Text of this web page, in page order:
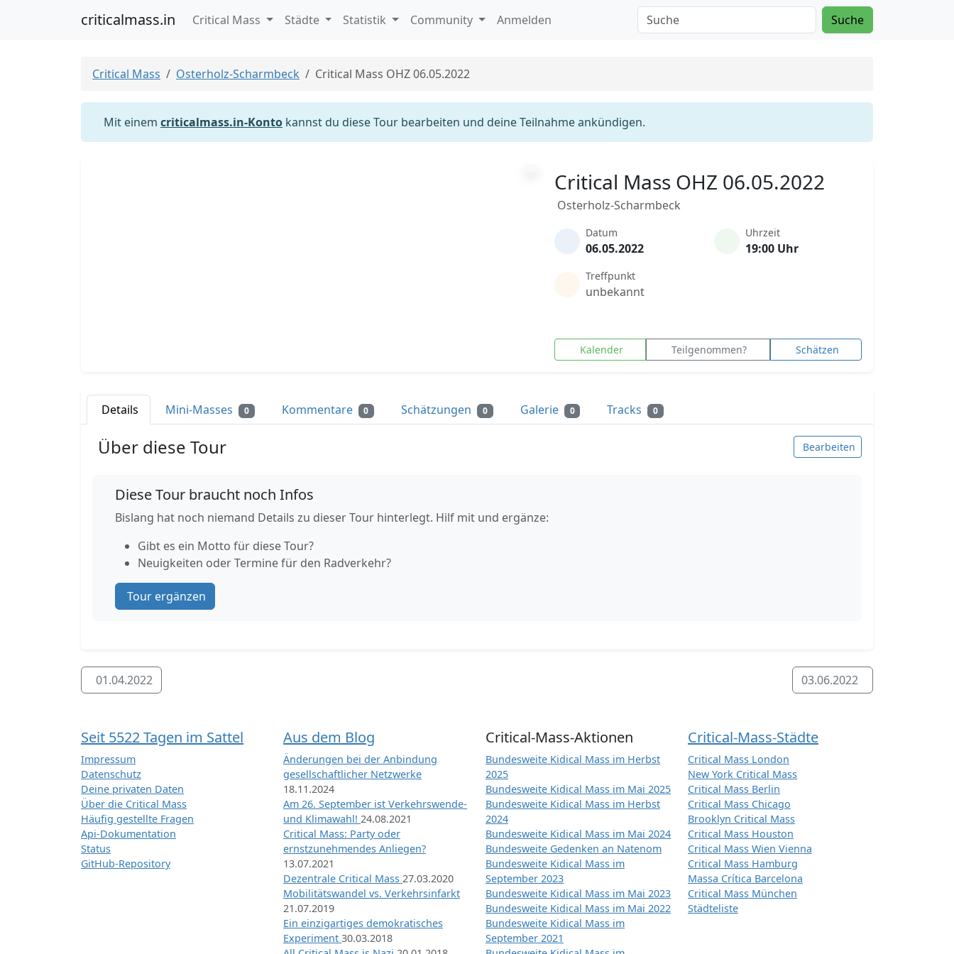
criticalmass.in Critical Mass Städte Statistik Community Anmelden Suche
Critical Mass Osterholz-Scharmbeck Critical Mass OHZ 06.05.2022
Mit einem criticalmass.in-Konto kannst du diese Tour bearbeiten und deine Teilnahme ankündigen.
Critical Mass OHZ 06.05.2022
Osterholz-Scharmbeck
Datum
06.05.2022
Uhrzeit
19:00 Uhr
Treffpunkt
unbekannt
Kalender Teilgenommen? Schätzen
Details Mini-Masses 0 Kommentare 0 Schätzungen 0 Galerie 0 Tracks 0
Über diese Tour Bearbeiten
Diese Tour braucht noch Infos
Bislang hat noch niemand Details zu dieser Tour hinterlegt. Hilf mit und ergänze:
Gibt es ein Motto für diese Tour?
Neuigkeiten oder Termine für den Radverkehr?
Tour ergänzen
01.04.2022 03.06.2022
Seit 5522 Tagen im Sattel
Impressum
Datenschutz
Deine privaten Daten
Über die Critical Mass
Häufig gestellte Fragen
Api-Dokumentation
Status
GitHub-Repository
Aus dem Blog
Änderungen bei der Anbindung
gesellschaftlicher Netzwerke
18.11.2024
Am 26. September ist Verkehrswende-
und Klimawahl! 24.08.2021
Critical Mass: Party oder
ernstzunehmendes Anliegen?
13.07.2021
Dezentrale Critical Mass 27.03.2020
Mobilitätswandel vs. Verkehrsinfarkt
21.07.2019
Ein einzigartiges demokratisches
Experiment 30.03.2018
Critical-Mass-Aktionen
Bundesweite Kidical Mass im Herbst
2025
Bundesweite Kidical Mass im Mai 2025
Bundesweite Kidical Mass im Herbst
2024
Bundesweite Kidical Mass im Mai 2024
Bundesweite Gedenken an Natenom
Bundesweite Kidical Mass im
September 2023
Bundesweite Kidical Mass im Mai 2023
Bundesweite Kidical Mass im Mai 2022
Bundesweite Kidical Mass im
September 2021
Critical-Mass-Städte
Critical Mass London
New York Critical Mass
Critical Mass Berlin
Critical Mass Chicago
Brooklyn Critical Mass
Critical Mass Houston
Critical Mass Wien Vienna
Critical Mass Hamburg
Massa Crítica Barcelona
Critical Mass München
Städteliste